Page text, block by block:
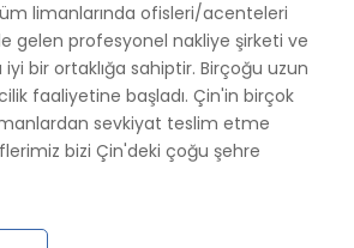
limanlarında ofisleri/acenteleri
gelen profesyonel nakliye şirketi ve
iyi bir ortaklığa sahiptir. Birçoğu uzun
faaliyetine başladı. Çin'in birçok
sevkiyat teslim etme
bizi Çin'deki çoğu şehre